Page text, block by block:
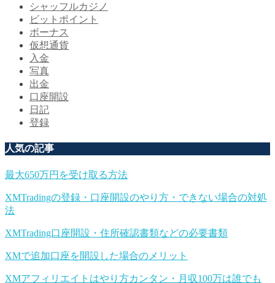
シャッフルカジノ
ビットポイント
ボーナス
仮想通貨
入金
写真
出金
口座開設
日記
登録
人気の記事
最大650万円を受け取る方法
XMTradingの登録・口座開設のやり方・できない場合の対処
法
XMTrading口座開設・住所確認書類などの必要書類
XMで追加口座を開設した場合のメリット
XMアフィリエイトはやり方カンタン・月収100万は誰でも